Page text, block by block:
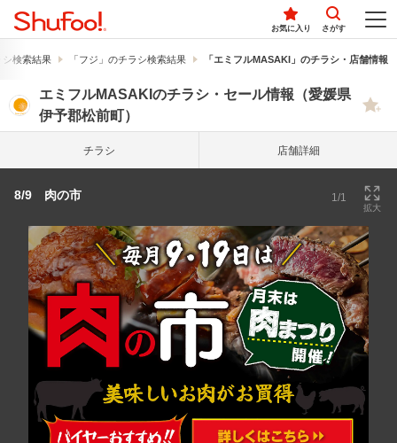
お気に入り さがす
シ検索結果 「フジ」のチラシ検索結果 「エミフルMASAKI」のチラシ・店舗情報
エミフルMASAKIのチラシ・セール情報（愛媛県
伊予郡松前町）
チラシ 店舗詳細
8/9 肉の市 1/1
拡大